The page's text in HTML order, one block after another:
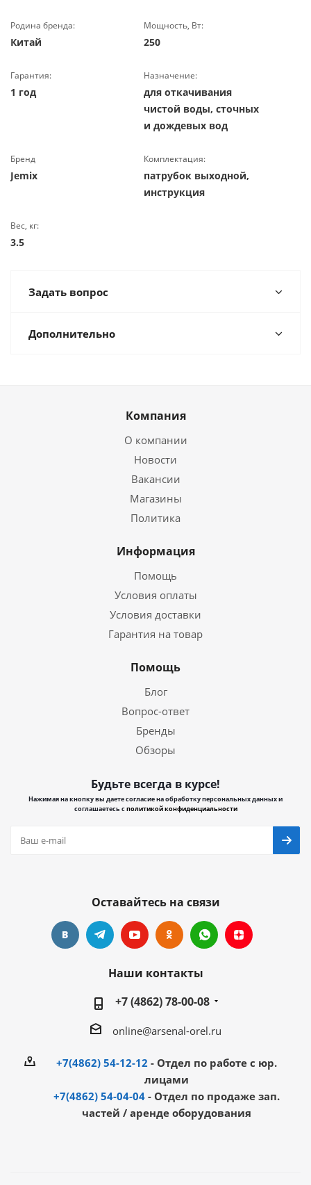
Родина бренда:
Китай
Мощность, Вт:
250
Гарантия:
1 год
Назначение:
для откачивания
чистой воды, сточных
и дождевых вод
Бренд
Jemix
Комплектация:
патрубок выходной,
инструкция
Вес, кг:
3.5
Задать вопрос
Дополнительно
Компания
О компании
Новости
Вакансии
Магазины
Политика
Информация
Помощь
Условия оплаты
Условия доставки
Гарантия на товар
Помощь
Блог
Вопрос-ответ
Бренды
Обзоры
Будьте всегда в курсе!
Нажимая на кнопку вы даете согласие на обработку персональных данных и
соглашаетесь сполитикой конфиденциальности
Оставайтесь на связи
Наши контакты
+7 (4862) 78-00-08
online@arsenal-orel.ru
+7(4862) 54-12-12 - Отдел по работе с юр.
лицами
+7(4862) 54-04-04 - Отдел по продаже зап.
частей / аренде оборудования